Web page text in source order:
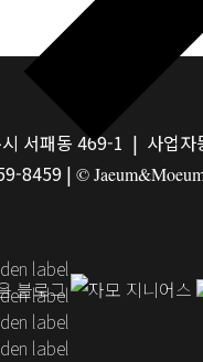
label
label
label
label
서패동 469-1 | 사업
8459 | ©